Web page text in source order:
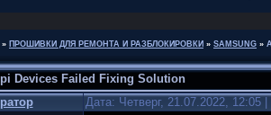
» ПРОШИВКИ ДЛЯ РЕМОНТА И РАЗБЛОКИРОВКИ » SAMSUNG »
Devices Failed Fixing Solution
Дата: Четверг, 21.07.2022,